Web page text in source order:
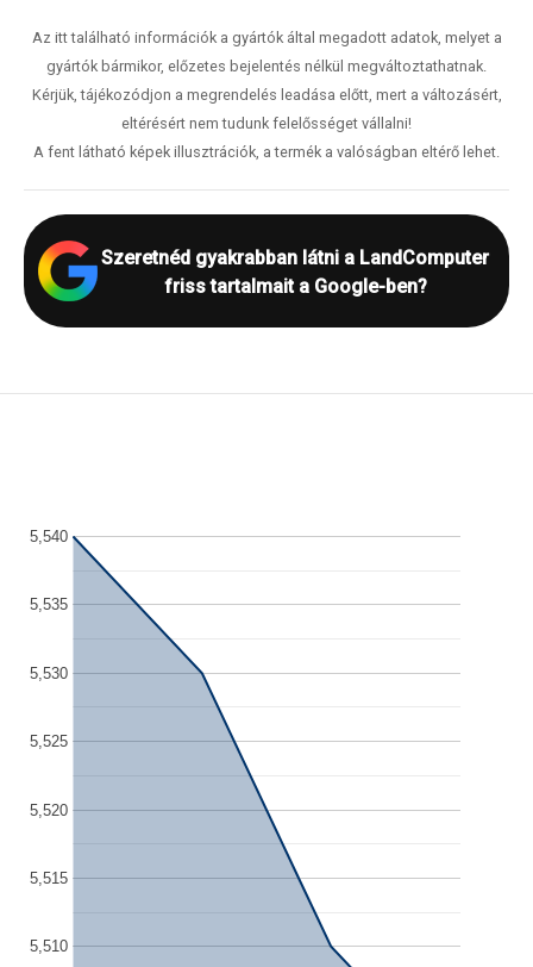
Az itt található információk a gyártók által megadott adatok, melyet a
gyártók bármikor, előzetes bejelentés nélkül megváltoztathatnak.
Kérjük, tájékozódjon a megrendelés leadása előtt, mert a változásért,
eltérésért nem tudunk felelősséget vállalni!
A fent látható képek illusztrációk, a termék a valóságban eltérő lehet.
Szeretnéd gyakrabban látni a LandComputer
friss tartalmait a Google-ben?
5,510
5,515
5,520
5,525
5,530
5,535
5,540